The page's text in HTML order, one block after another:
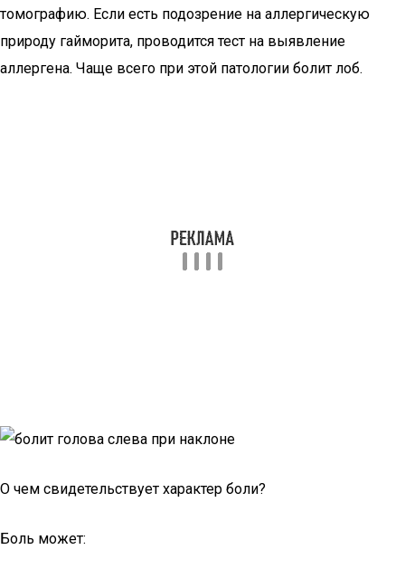
томографию. Если есть подозрение на аллергическую
природу гайморита, проводится тест на выявление
аллергена. Чаще всего при этой патологии болит лоб.
О чем свидетельствует характер боли?
Боль может: